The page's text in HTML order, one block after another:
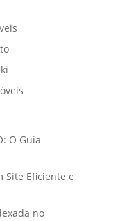
O Guia
Site Eficiente e
no